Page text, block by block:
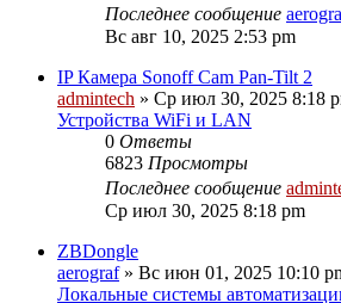
Последнее сообщение
Вс авг 10, 2025 2:53 pm
IP Камера Sonoff Cam Pan-Tilt 2
admintech » Ср июл 30, 2025 8:18
Устройства WiFi и LAN
0 Ответы
6823 Просмотры
Последнее сообщение
Ср июл 30, 2025 8:18 pm
ZBDongle
aerograf» Вс июн 01, 2025 10:10
Локальные системы